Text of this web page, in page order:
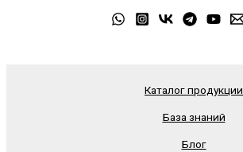
Каталог продукции
База знаний
Блог